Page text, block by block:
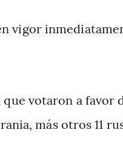
vigor
que votaron a
más otros 11